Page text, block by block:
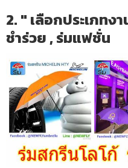
2. " เลือกประเภทง
ชำร่วย , ร่มแฟชั่น